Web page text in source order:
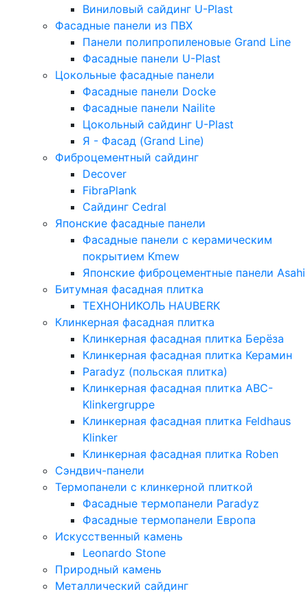
Виниловый сайдинг U-Plast
Фасадные панели из ПВХ
Панели полипропиленовые Grand Line
Фасадные панели U-Plast
Цокольные фасадные панели
Фасадные панели Docke
Фасадные панели Nailite
Цокольный сайдинг U-Plast
Я - Фасад (Grand Line)
Фиброцементный сайдинг
Decover
FibraPlank
Сайдинг Cedral
Японские фасадные панели
Фасадные панели с керамическим
покрытием Kmew
Японские фиброцементные панели Asahi
Битумная фасадная плитка
ТЕХНОНИКОЛЬ HAUBERK
Клинкерная фасадная плитка
Клинкерная фасадная плитка Берёза
Клинкерная фасадная плитка Керамин
Paradyz (польская плитка)
Клинкерная фасадная плитка ABC-
Klinkergruppe
Клинкерная фасадная плитка Feldhaus
Klinker
Клинкерная фасадная плитка Roben
Сэндвич-панели
Термопанели с клинкерной плиткой
Фасадные термопанели Paradyz
Фасадные термопанели Европа
Искусственный камень
Leonardo Stone
Природный камень
Металлический сайдинг